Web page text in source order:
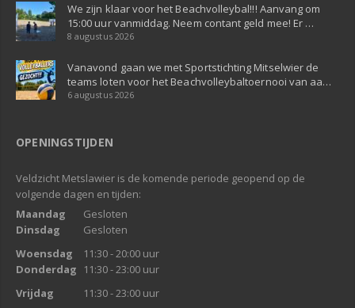
We zijn klaar voor het Beachvolleybal!!! Aanvang om
15:00 uur vanmiddag. Neem contant geld mee! Er …
8 augustus 2026
Vanavond gaan we met Sportstichting Mitselwier de
teams loten voor het Beachvolleybaltoernooi van aa…
6 augustus 2026
OPENINGSTIJDEN
Veldzicht Metslawier is de komende periode geopend op de
volgende dagen en tijden:
Maandag
Gesloten
Dinsdag
Gesloten
Woensdag
11:30 - 20:00 uur
Donderdag
11:30 - 23:00 uur
Vrijdag
11:30 - 23:00 uur